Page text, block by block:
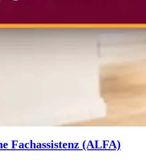
Fachassistenz (ALFA)